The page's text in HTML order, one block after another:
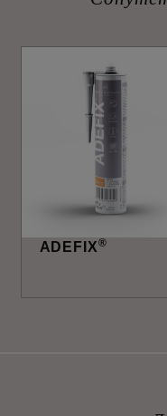
ADEFIX®